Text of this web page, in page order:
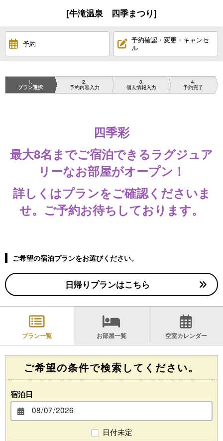
[牛滝温泉 四季まつり]
予約
予約確認・変更・キャンセ
ル
1
プラン選択
2
予約内容入力
3
個人情報入力
4
予約完了
四季彩
最大8名までご宿泊できるラグジュア
リーなお部屋がオープン！
詳しくはプランをご確認くださいま
せ。ご予約お待ちしております。
ご希望の宿泊プランをお選びください。
日帰りプランはこちら
プラン一覧 お部屋一覧 空室カレンダー
ご希望の条件で検索してください。
宿泊日
日付未定